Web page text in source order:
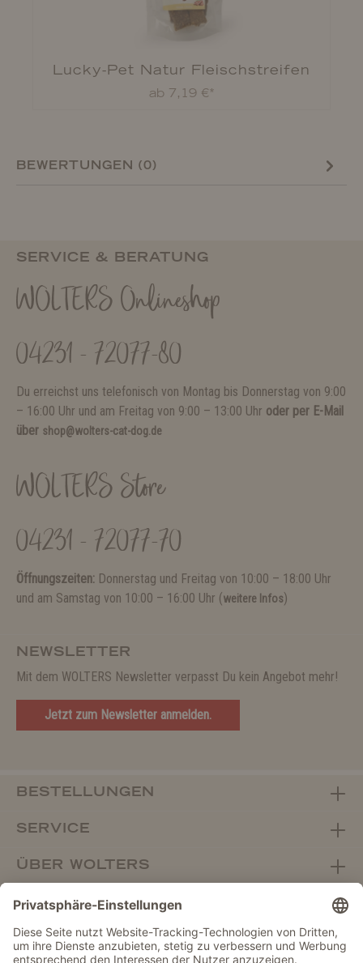
Lucky-Pet Natur Fleischstreifen
ab 7,19 €*
BEWERTUNGEN (0)
SERVICE & BERATUNG
WOLTERS Onlineshop
04231 - 72077-80
Du erreichst uns telefonisch von Montag bis Donnerstag von 9:00
– 16:00 Uhr und am Freitag von 9:00 – 13:00 Uhr oder per E-Mail
über shop@wolters-cat-dog.de
WOLTERS Store
04231 - 72077-70
Öffnungszeiten: Donnerstag und Freitag von 10:00 – 18:00 Uhr
und am Samstag von 10:00 – 16:00 Uhr (weitere Infos)
NEWSLETTER
Mit dem WOLTERS Newsletter verpasst Du kein Angebot mehr!
Jetzt zum Newsletter anmelden.
BESTELLUNGEN
SERVICE
ÜBER WOLTERS
FACHHANDEL
Vertrag widerrufen